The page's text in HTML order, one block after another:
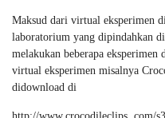
Maksud dari virtual eksperimen
laboratorium yang dipindahkan
melakukan beberapa eksperimen
virtual eksperimen misalnya
didownload di